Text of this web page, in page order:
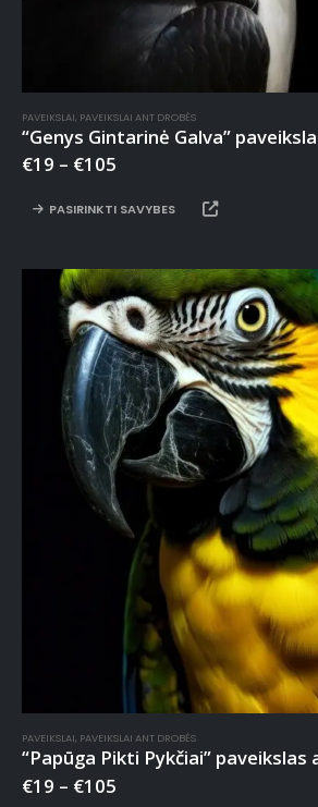
PAVEIKSLAI, PAVEIKSLAI ANT DROBĖS
“Genys Gintarinė Galva”
€19 – €105
PASIRINKTI SAVYBES
PAVEIKSLAI, PAVEIKSLAI ANT DROBĖS
“Papūga Pikti Pykčiai” paveikslas
€19 – €105